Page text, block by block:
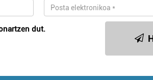
dut.